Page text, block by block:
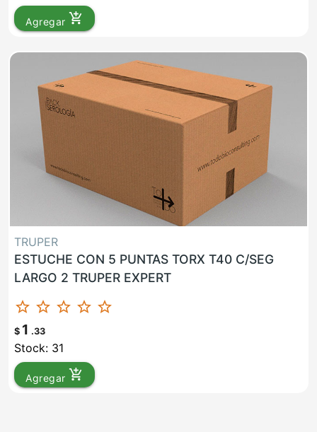
Agregar add_shopping_cart
TRUPER
ESTUCHE CON 5 PUNTAS TORX T40 C/SEG
LARGO 2 TRUPER EXPERT
star_border star_border star_border star_border star_border
$ 1 .33
Stock: 31
Agregar add_shopping_cart